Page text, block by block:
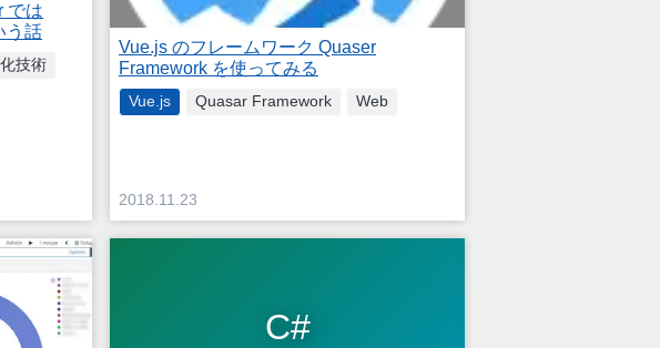
では
う話
技術
Vue.js のフレームワーク Quaser
Framework を使ってみる
Vue.js Quasar Framework Web
2018.11.23
C#